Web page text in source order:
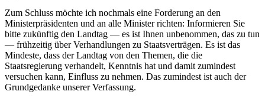
Zum Schluss möchte ich nochmals eine Forderung an den
Ministerpräsidenten und an alle Minister richten: Informieren Sie
bitte zukünftig den Landtag — es ist Ihnen unbenommen, das zu tun
— frühzeitig über Verhandlungen zu Staatsverträgen. Es ist das
Mindeste, dass der Landtag von den Themen, die die
Staatsregierung verhandelt, Kenntnis hat und damit zumindest
versuchen kann, Einfluss zu nehmen. Das zumindest ist auch der
Grundgedanke unserer Verfassung.